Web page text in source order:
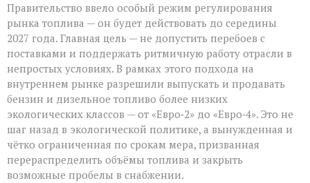
Правительство ввело особый режим регулирования
рынка топлива — он будет действовать до середины
2027 года. Главная цель — не допустить перебоев с
поставками и поддержать ритмичную работу отрасли в
непростых условиях. В рамках этого подхода на
внутреннем рынке разрешили выпускать и продавать
бензин и дизельное топливо более низких
экологических классов — от «Евро‑2» до «Евро‑4». Это не
шаг назад в экологической политике, а вынужденная и
чётко ограниченная по срокам мера, призванная
перераспределить объёмы топлива и закрыть
возможные пробелы в снабжении.